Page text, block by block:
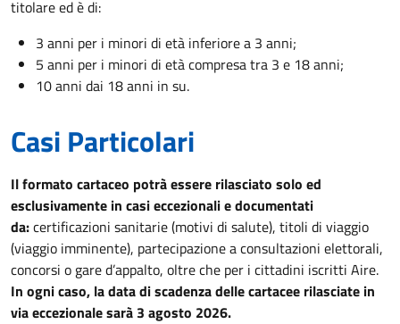
titolare ed è di:
3 anni per i minori di età inferiore a 3 anni;
5 anni per i minori di età compresa tra 3 e 18 anni;
10 anni dai 18 anni in su.
Casi Particolari
Il formato cartaceo potrà essere rilasciato solo ed
esclusivamente in casi eccezionali e documentati
da:certificazioni sanitarie (motivi di salute), titoli di viaggio
(viaggio imminente), partecipazione a consultazioni elettorali,
concorsi o gare d’appalto, oltre che per i cittadini iscritti Aire.
In ogni caso, la data di scadenza delle cartacee rilasciate in
via eccezionale sarà 3 agosto 2026.